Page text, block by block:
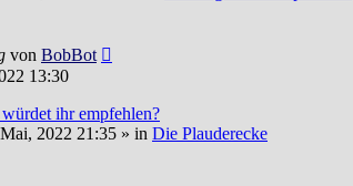
von BobBot
13:30
ihr empfehlen?
2022 21:35 » in Die Plauderecke